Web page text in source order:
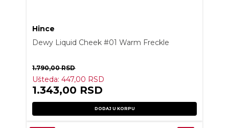
Hince
Dewy Liquid Cheek #01 Warm Freckle
1.790,00RSD
Ušteda:447,00 RSD
1.343,00 RSD
DODAJ U KORPU